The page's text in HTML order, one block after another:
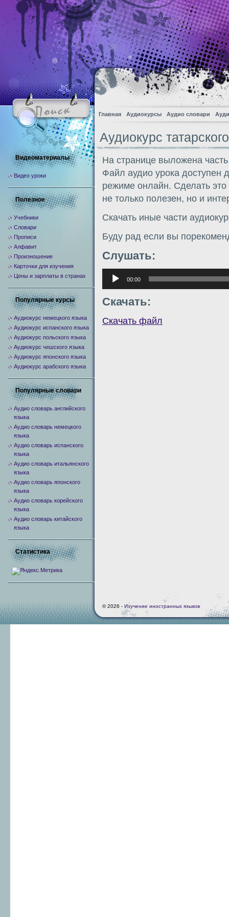
Главная Аудиокурсы Аудио словари
Аудиокурс
На странице выложена
Файл аудио урока доступен
режиме онлайн. Сделать
не только полезен, но и
Скачать иные части
Буду рад если вы
Слушать:
Аудиоплеер
00:00
Скачать:
Скачать файл
Видеоматериалы
Видео уроки
Полезное
Учебники
Словари
Прописи
Алфавит
Произношение
Карточки для изучения
Цены и зарплаты в странах
Популярные курсы
Аудиокурс немецкого языка
Аудиокурс испанского языка
Аудиокурс польского языка
Аудиокурс чешского языка
Аудиокурс японского языка
Аудиокурс арабского языка
Популярные словари
Аудио словарь английского
языка
Аудио словарь немецкого
языка
Аудио словарь испанского
языка
Аудио словарь итальянского
языка
Аудио словарь японского
языка
Аудио словарь корейского
языка
Аудио словарь китайского
языка
Статистика
© 2026 - Изучение иностранных языков